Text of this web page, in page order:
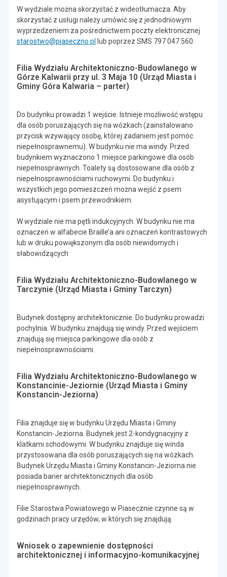
W wydziale można skorzystać z wideotłumacza. Aby
skorzystać z usługi należy umówić się z jednodniowym
wyprzedzeniem za pośrednictwem poczty elektronicznej
starostwo@piaseczno.pl
lub poprzez SMS 797 047 560.
Filia Wydziału Architektoniczno-Budowlanego w
Górze Kalwarii przy ul. 3 Maja 10 (Urząd Miasta i
Gminy Góra Kalwaria – parter)
Do budynku prowadzi 1 wejście. Istnieje możliwość wstępu
dla osób poruszających się na wózkach (zainstalowano
przycisk wzywający osobę, której zadaniem jest pomóc
niepełnosprawnemu). W budynku nie ma windy. Przed
budynkiem wyznaczono 1 miejsce parkingowe dla osób
niepełnosprawnych. Toalety są dostosowane dla osób z
niepełnosprawnościami ruchowymi. Do budynku i
wszystkich jego pomieszczeń można wejść z psem
asystującym i psem przewodnikiem.
W wydziale nie ma pętli indukcyjnych. W budynku nie ma
oznaczeń w alfabecie Braille’a ani oznaczeń kontrastowych
lub w druku powiększonym dla osób niewidomych i
słabowidzących
Filia Wydziału Architektoniczno-Budowlanego w
Tarczynie (Urząd Miasta i Gminy Tarczyn)
Budynek dostępny architektonicznie. Do budynku prowadzi
pochylnia. W budynku znajdują się windy. Przed wejściem
znajdują się miejsca parkingowe dla osób z
niepełnosprawnościami.
Filia Wydziału Architektoniczno-Budowlanego w
Konstancinie-Jeziornie (Urząd Miasta i Gminy
Konstancin-Jeziorna)
Filia znajduje się w budynku Urzędu Miasta i Gminy
Konstancin-Jeziorna. Budynek jest 2-kondygnacyjny z
klatkami schodowymi. W budynku znajduje się winda
przystosowana dla osób poruszających się na wózkach.
Budynek Urzędu Miasta i Gminy Konstancin-Jeziorna nie
posiada barier architektonicznych dla osób
niepełnosprawnych.
Filie Starostwa Powiatowego w Piasecznie czynne są w
godzinach pracy urzędów, w których się znajdują.
Wniosek o zapewnienie dostępności
architektonicznej i informacyjno-komunikacyjnej